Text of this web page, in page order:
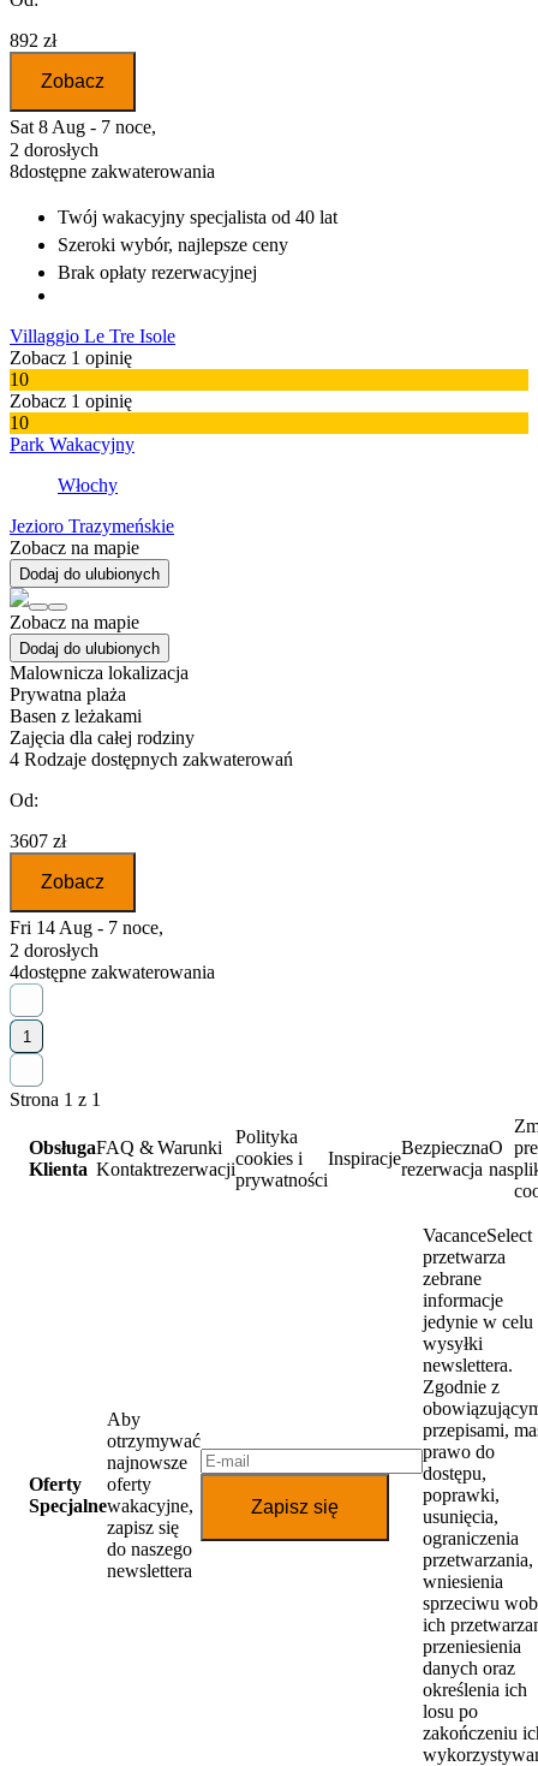
892 zł
Zobacz
Sat 8 Aug - 7 noce,
2 dorosłych
8dostępne zakwaterowania
Twój wakacyjny specjalista od 40 lat
Szeroki wybór, najlepsze ceny
Brak opłaty rezerwacyjnej
Villaggio Le Tre Isole
Zobacz 1 opinię
10
Zobacz 1 opinię
10
Park Wakacyjny
Włochy
Jezioro Trazymeńskie
Zobacz na mapie
Dodaj do ulubionych
Zobacz na mapie
Dodaj do ulubionych
Malownicza lokalizacja
Prywatna plaża
Basen z leżakami
Zajęcia dla całej rodziny
4 Rodzaje dostępnych zakwaterowań
Od:
3607 zł
Zobacz
Fri 14 Aug - 7 noce,
2 dorosłych
4dostępne zakwaterowania
1
Strona 1 z 1
Obsługa
Klienta
FAQ &
Kontakt
Warunki
rezerwacji
Polityka
cookies i
prywatności
Inspiracje
Bezpieczna
rezerwacja
O
nas
Oferty
Specjalne
Aby
otrzymywać
najnowsze
oferty
wakacyjne,
zapisz się
do naszego
newslettera
Zapisz się
VacanceSelect
przetwarza
zebrane
informacje
jedynie w celu
wysyłki
newslettera.
Zgodnie z
przepisami,
prawo do
dostępu,
poprawki,
usunięcia,
ograniczenia
przetwarzania,
wniesienia
sprzeciwu
ich
przeniesienia
danych oraz
określenia ich
losu po
zakończeniu